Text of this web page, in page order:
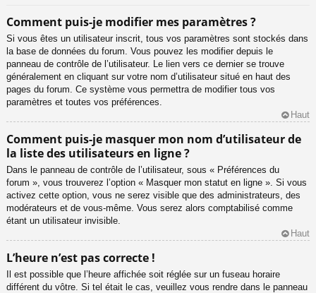
Comment puis-je modifier mes paramètres ?
Si vous êtes un utilisateur inscrit, tous vos paramètres sont stockés dans
la base de données du forum. Vous pouvez les modifier depuis le
panneau de contrôle de l’utilisateur. Le lien vers ce dernier se trouve
généralement en cliquant sur votre nom d’utilisateur situé en haut des
pages du forum. Ce système vous permettra de modifier tous vos
paramètres et toutes vos préférences.
Haut
Comment puis-je masquer mon nom d’utilisateur de
la liste des utilisateurs en ligne ?
Dans le panneau de contrôle de l’utilisateur, sous « Préférences du
forum », vous trouverez l’option « Masquer mon statut en ligne ». Si vous
activez cette option, vous ne serez visible que des administrateurs, des
modérateurs et de vous-même. Vous serez alors comptabilisé comme
étant un utilisateur invisible.
Haut
L’heure n’est pas correcte !
Il est possible que l’heure affichée soit réglée sur un fuseau horaire
différent du vôtre. Si tel était le cas, veuillez vous rendre dans le panneau